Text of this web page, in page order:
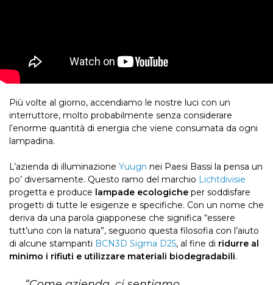
Più volte al giorno, accendiamo le nostre luci con un
interruttore, molto probabilmente senza considerare
l’enorme quantità di energia che viene consumata da ogni
lampadina.
L’azienda di illuminazione Yuugn nei Paesi Bassi la pensa un
po’ diversamente. Questo ramo del marchio Lichtdivisie
progetta e produce lampade ecologiche per soddisfare
progetti di tutte le esigenze e specifiche. Con un nome che
deriva da una parola giapponese che significa “essere
tutt’uno con la natura”, seguono questa filosofia con l’aiuto
di alcune stampanti BCN3D Sigma D25, al fine di ridurre al
minimo i rifiuti e utilizzare materiali biodegradabili.